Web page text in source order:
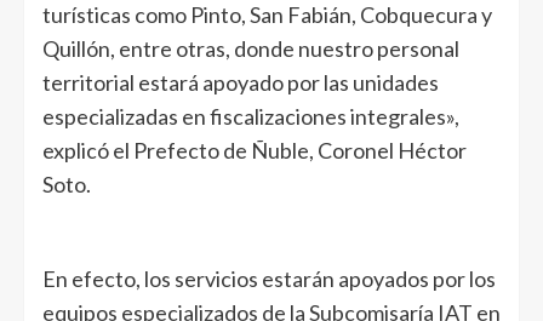
turísticas como Pinto, San Fabián, Cobquecura y
Quillón, entre otras, donde nuestro personal
territorial estará apoyado por las unidades
especializadas en fiscalizaciones integrales»,
explicó el Prefecto de Ñuble, Coronel Héctor
Soto.
En efecto, los servicios estarán apoyados por los
equipos especializados de la Subcomisaría IAT en